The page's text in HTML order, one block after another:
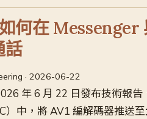
何在 Messenger
話
· 2026-06-22
年 6 月 22 日發布技術報
）中，將 AV1 編解碼器推送至